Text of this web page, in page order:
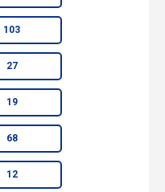
103
27
19
68
12